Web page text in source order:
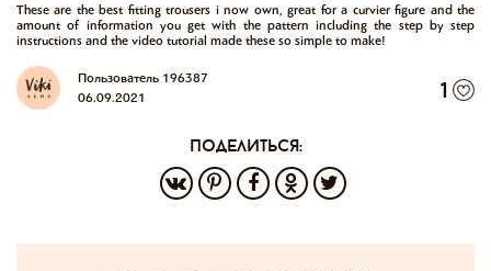
These are the best fitting trousers i now own, great for a curvier figure and the
amount of information you get with the pattern including the step by step
instructions and the video tutorial made these so simple to make!
Пользователь 196387
06.09.2021
1
поделиться: